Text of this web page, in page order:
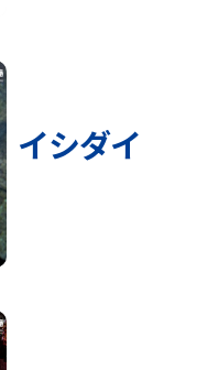
イシダイ